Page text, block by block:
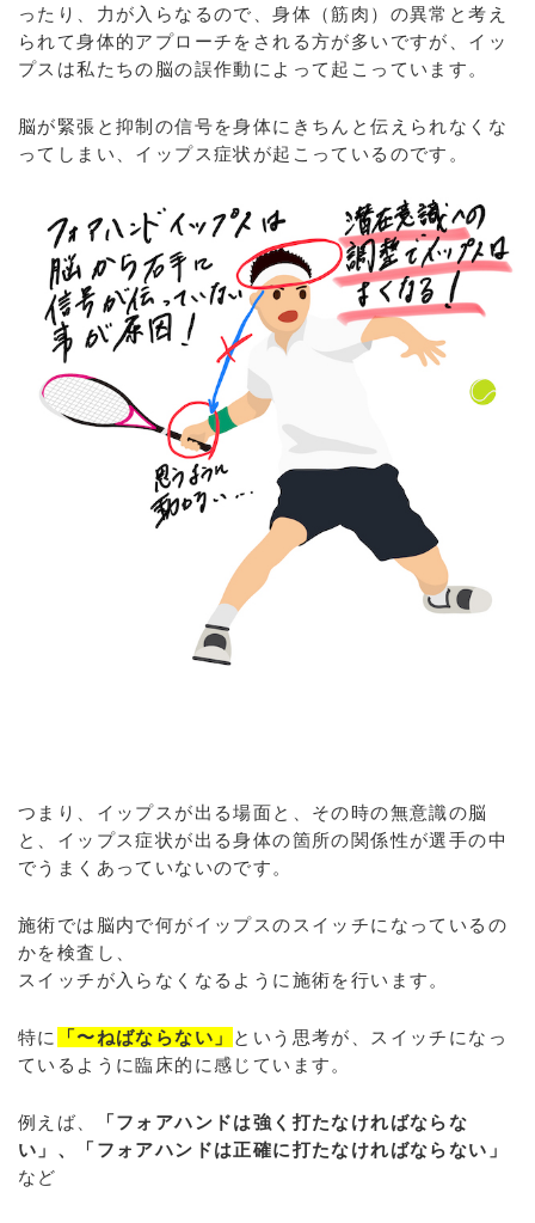
ったり、力が入らなるので、身体（筋肉）の異常と考え
られて身体的アプローチをされる方が多いですが、イッ
プスは私たちの脳の誤作動によって起こっています。
脳が緊張と抑制の信号を身体にきちんと伝えられなくな
ってしまい、イップス症状が起こっているのです。
つまり、イップスが出る場面と、その時の無意識の脳
と、イップス症状が出る身体の箇所の関係性が選手の中
でうまくあっていないのです。
施術では脳内で何がイップスのスイッチになっているの
かを検査し、
スイッチが入らなくなるように施術を行います。
特に 「〜ねばならない」 という思考が、スイッチになっ
ているように臨床的に感じています。
例えば、
「フォアハンドは強く打たなければならな
い」、「フォアハンドは正確に打たなければならない」
など